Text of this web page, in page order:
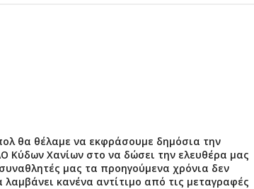
θα θέλαμε να εκφράσουμε δημόσια την
Κύδων Χανίων στο να δώσει την ελευθέρα μας
μας τα προηγούμενα χρόνια δεν
κανένα αντίτιμο από τις μεταγραφές